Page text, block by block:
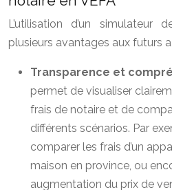
L’utilisation d’un
plusieurs avantages aux futurs
Transparence et
permet de visualiser
frais de notaire et de
différents scénarios. Par
comparer les frais d’un
maison en province, ou
augmentation du prix de